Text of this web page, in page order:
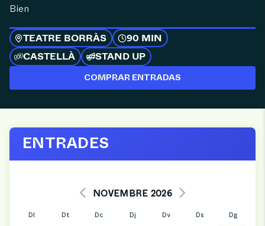
Bien
TEATRE BORRÀS
90 MIN
CASTELLÀ
STAND UP
COMPRAR ENTRADAS
ENTRADES
NOVEMBRE 2026
Dl Dt Dc Dj Dv Ds Dg